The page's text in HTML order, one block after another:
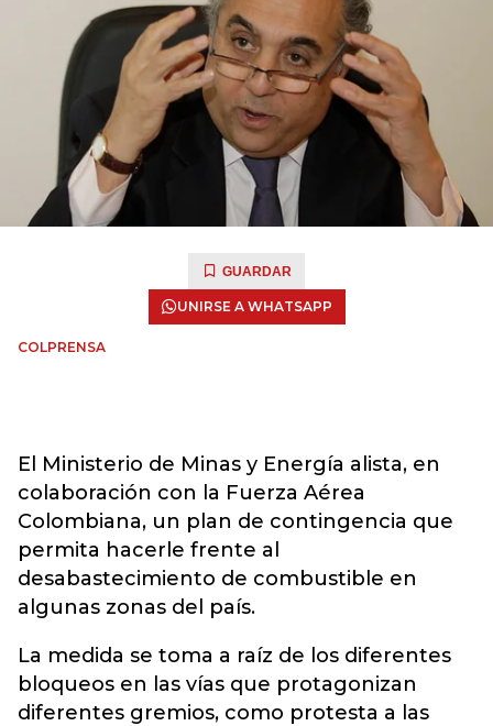
GUARDAR
UNIRSE A WHATSAPP
COLPRENSA
El Ministerio de Minas y Energía alista, en
colaboración con la Fuerza Aérea
Colombiana, un plan de contingencia que
permita hacerle frente al
desabastecimiento de combustible en
algunas zonas del país.
La medida se toma a raíz de los diferentes
bloqueos en las vías que protagonizan
diferentes gremios, como protesta a las